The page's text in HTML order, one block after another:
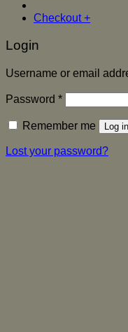
Checkout +
Login
Username or email
Password *
Remember me Log in
Lost your password?